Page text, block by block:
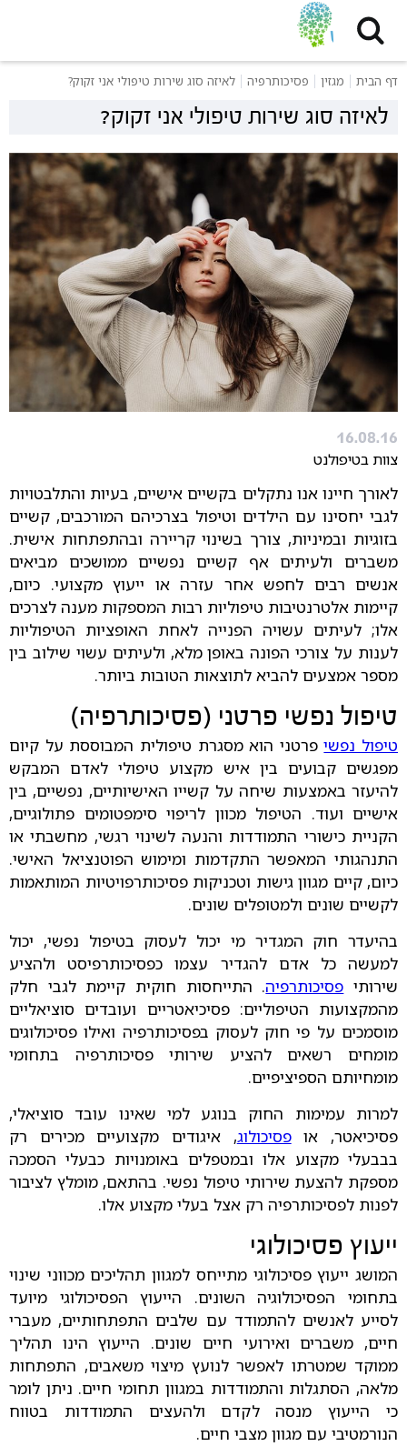
דף הבית מגזין פסיכותרפיה לאיזה סוג שירות טיפולי אני זקוק?
לאיזה סוג שירות טיפולי אני זקוק?
16.08.16
צוות בטיפולנט
לאורך חיינו אנו נתקלים בקשיים אישיים, בעיות והתלבטויות
לגבי יחסינו עם הילדים וטיפול בצרכיהם המורכבים, קשיים
בזוגיות ובמיניות, צורך בשינוי קריירה ובהתפתחות אישית.
משברים ולעיתים אף קשיים נפשיים ממושכים מביאים
אנשים רבים לחפש אחר עזרה או ייעוץ מקצועי. כיום,
קיימות אלטרנטיבות טיפוליות רבות המספקות מענה לצרכים
אלו; לעיתים עשויה הפנייה לאחת האופציות הטיפוליות
לענות על צורכי הפונה באופן מלא, ולעיתים עשוי שילוב בין
מספר אמצעים להביא לתוצאות הטובות ביותר.
טיפול נפשי פרטני (פסיכותרפיה)
טיפול נפשיפרטני הוא מסגרת טיפולית המבוססת על קיום
מפגשים קבועים בין איש מקצוע טיפולי לאדם המבקש
להיעזר באמצעות שיחה על קשייו האישיותיים, נפשיים, בין
אישיים ועוד. הטיפול מכוון לריפוי סימפטומים פתולוגיים,
הקניית כישורי התמודדות והנעה לשינוי רגשי, מחשבתי או
התנהגותי המאפשר התקדמות ומימוש הפוטנציאל האישי.
כיום, קיים מגוון גישות וטכניקות פסיכותרפויטיות המותאמות
לקשיים שונים ולמטופלים שונים.
בהיעדר חוק המגדיר מי יכול לעסוק בטיפול נפשי, יכול
למעשה כל אדם להגדיר עצמו כפסיכותרפיסט ולהציע
שירותי פסיכותרפיה. התייחסות חוקית קיימת לגבי חלק
מהמקצועות הטיפוליים: פסיכיאטריים ועובדים סוציאליים
מוסמכים על פי חוק לעסוק בפסיכותרפיה ואילו פסיכולוגים
מומחים רשאים להציע שירותי פסיכותרפיה בתחומי
מומחיותם הספיציפיים.
למרות עמימות החוק בנוגע למי שאינו עובד סוציאלי,
פסיכיאטר, אופסיכולוג, איגודים מקצועיים מכירים רק
בבבעלי מקצוע אלו ובמטפלים באומנויות כבעלי הסמכה
מספקת להצעת שירותי טיפול נפשי. בהתאם, מומלץ לציבור
לפנות לפסיכותרפיה רק אצל בעלי מקצוע אלו.
ייעוץ פסיכולוגי
המושג ייעוץ פסיכולוגי מתייחס למגוון תהליכים מכווני שינוי
בתחומי הפסיכולוגיה השונים. הייעוץ הפסיכולוגי מיועד
לסייע לאנשים להתמודד עם שלבים התפתחותיים, מעברי
חיים, משברים ואירועי חיים שונים. הייעוץ הינו תהליך
ממוקד שמטרתו לאפשר לנועץ מיצוי משאבים, התפתחות
מלאה, הסתגלות והתמודדות במגוון תחומי חיים. ניתן לומר
כי הייעוץ מנסה לקדם ולהעצים התמודדות בטווח
הנורמטיבי עם מגוון מצבי חיים.